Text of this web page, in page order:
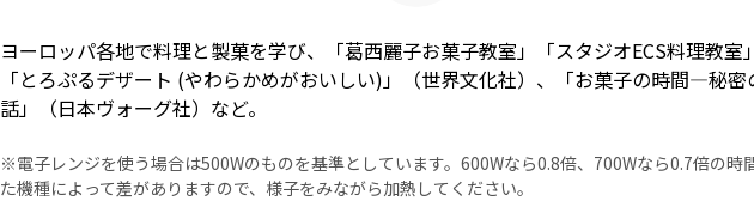
ヨーロッパ各地で料理と製菓を学び、「葛西麗子お菓子教室」「スタジオECS料理教室
「とろぷるデザート (やわらかめがおいしい)」（世界文化社）、「お菓子の時間―秘
話」（日本ヴォーグ社）など。
※電子レンジを使う場合は500Wのものを基準としています。600Wなら0.8倍、700Wなら0.7倍の時
た機種によって差がありますので、様子をみながら加熱してください。